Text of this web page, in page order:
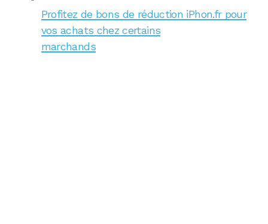
Profitez de bons de réduction iPhon.fr pour
vos achats chez certains
marchands